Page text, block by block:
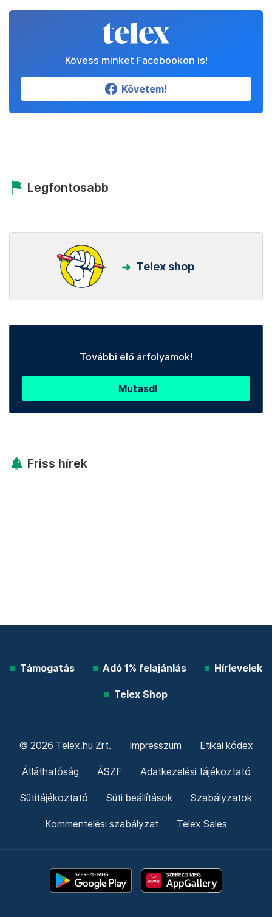
Kövess minket Facebookon is!
Követem!
Legfontosabb
Telex shop
További élő árfolyamok!
Mutasd!
Friss hírek
Támogatás Adó 1% felajánlás Hírlevelek
Telex Shop
© 2026 Telex.hu Zrt. Impresszum Etikai kódex
Átláthatóság ÁSZF Adatkezelési tájékoztató
Sütitájékoztató Süti beállítások Szabályzatok
Kommentelési szabályzat Telex Sales